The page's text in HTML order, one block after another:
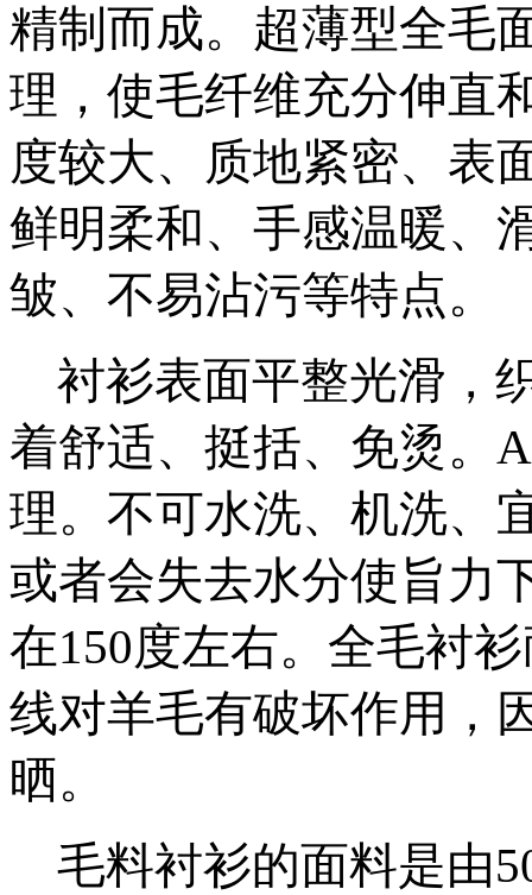
精制而成。超薄型全毛
理，使毛纤维充分伸直
度较大、质地紧密、表
鲜明柔和、手感温暖、
皱、不易沾污等特点。
衬衫表面平整光滑，
着舒适、挺括、免烫。
理。不可水洗、机洗、
或者会失去水分使旨力
在150度左右。全毛衬
线对羊毛有破坏作用，
晒。
毛料衬衫的面料是由